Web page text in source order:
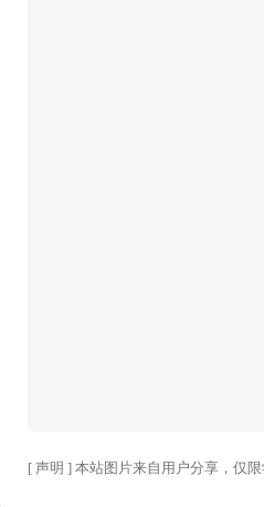
[ 声明 ] 本站图片来自用户分享，仅